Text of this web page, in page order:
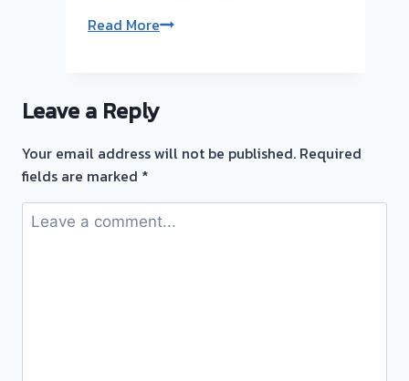
Read Moreรับ
ทอง
รับ
ถึง
โรง
Leave a Reply
Your email address will not be published. Required
fields are marked *